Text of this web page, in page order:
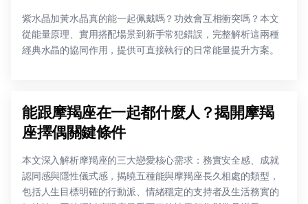
紫水晶加黃水晶真的能一起佩戴嗎？功效會互相衝突嗎？本文
從能量原理、實用搭配場景到新手常犯錯誤，完整解析這兩種
經典水晶的協同作用，提供可直接執行的日常能量提升方案。
能跟摩羯座在一起都什麼人？揭開摩羯
座擇偶關鍵條件
本文深入解析摩羯座的三大戀愛核心需求：務實安全感、成就
認同感與隱性儀式感，揭曉五種能與摩羯座長久相處的類型，
包括人生目標明確的行動派、情緒穩定的支持者及生活務實的